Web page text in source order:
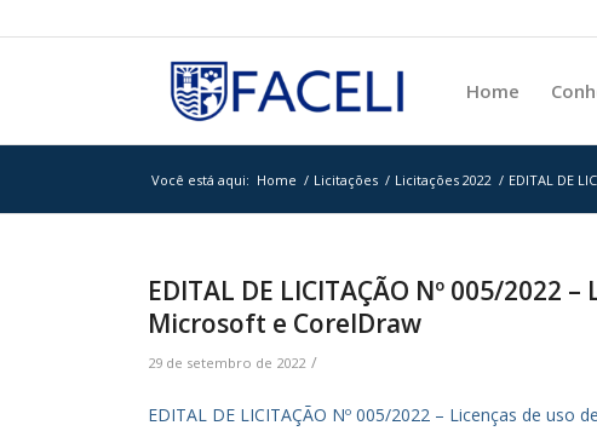
Home
Você está aqui: Home / Licitações / Licitações 2022 / EDITAL DE
EDITAL DE LICITAÇÃO Nº 005/2022
Microsoft e CorelDraw
29 de setembro de 2022 /
EDITAL DE LICITAÇÃO Nº 005/2022 – Licenças de uso